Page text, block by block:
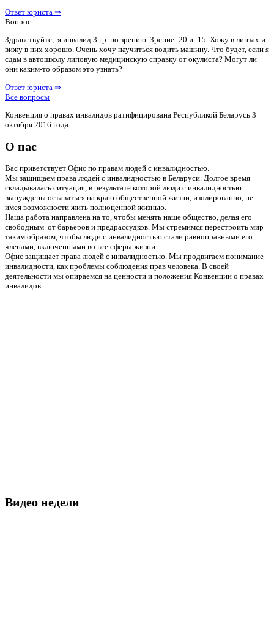
Ответ юриста ⇒
Вопрос
Здравствуйте, я инвалид 3 гр. по зрению. Зрение -20 и -15. Хожу в линзах и
вижу в них хорошо. Очень хочу научиться водить машину. Что будет, если я
сдам в автошколу липовую медицинскую справку от окулиста? Могут ли
они каким-то образом это узнать?
Ответ юриста ⇒
Все вопросы
Конвенция о правах инвалидов ратифицирована Республикой Беларусь 3
октября 2016 года.
О нас
Вас приветствует Офис по правам людей с инвалидностью.
Мы защищаем права людей с инвалидностью в Беларуси. Долгое время
складывалась ситуация, в результате которой люди с инвалидностью
вынуждены оставаться на краю общественной жизни, изолированно, не
имея возможности жить полноценной жизнью.
Наша работа направлена на то, чтобы менять наше общество, делая его
свободным от барьеров и предрассудков. Мы стремимся перестроить мир
таким образом, чтобы люди с инвалидностью стали равноправными его
членами, включенными во все сферы жизни.
Офис защищает права людей с инвалидностью. Мы продвигаем понимание
инвалидности, как проблемы соблюдения прав человека. В своей
деятельности мы опираемся на ценности и положения Конвенции о правах
инвалидов.
Видео недели